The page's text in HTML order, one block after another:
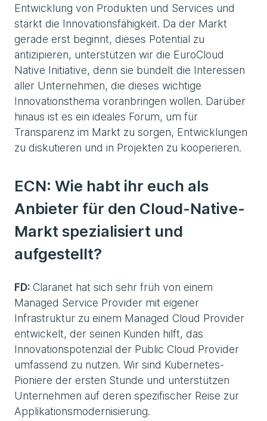
Entwicklung von Produkten und Services und
stärkt die Innovationsfähigkeit. Da der Markt
gerade erst beginnt, dieses Potential zu
antizipieren, unterstützen wir die EuroCloud
Native Initiative, denn sie bündelt die Interessen
aller Unternehmen, die dieses wichtige
Innovationsthema voranbringen wollen. Darüber
hinaus ist es ein ideales Forum, um für
Transparenz im Markt zu sorgen, Entwicklungen
zu diskutieren und in Projekten zu kooperieren.
ECN: Wie habt ihr euch als
Anbieter für den Cloud-Native-
Markt spezialisiert und
aufgestellt?
FD: Claranet hat sich sehr früh von einem
Managed Service Provider mit eigener
Infrastruktur zu einem Managed Cloud Provider
entwickelt, der seinen Kunden hilft, das
Innovationspotenzial der Public Cloud Provider
umfassend zu nutzen. Wir sind Kubernetes-
Pioniere der ersten Stunde und unterstützen
Unternehmen auf deren spezifischer Reise zur
Applikationsmodernisierung.